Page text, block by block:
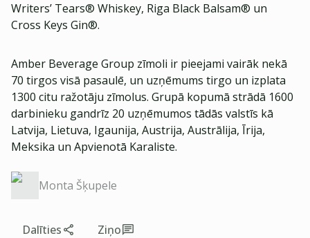
Writers’ Tears® Whiskey, Riga Black Balsam® un
Cross Keys Gin®.
Amber Beverage Group zīmoli ir pieejami vairāk nekā
70 tirgos visā pasaulē, un uzņēmums tirgo un izplata
1300 citu ražotāju zīmolus. Grupā kopumā strādā 1600
darbinieku gandrīz 20 uzņēmumos tādās valstīs kā
Latvija, Lietuva, Igaunija, Austrija, Austrālija, Īrija,
Meksika un Apvienotā Karaliste.
Monta Šķupele
Dalīties Ziņo